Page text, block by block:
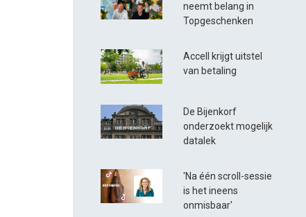
neemt belang in
Topgeschenken
Accell krijgt uitstel
van betaling
De Bijenkorf
onderzoekt mogelijk
datalek
'Na één scroll-sessie
is het ineens
onmisbaar'